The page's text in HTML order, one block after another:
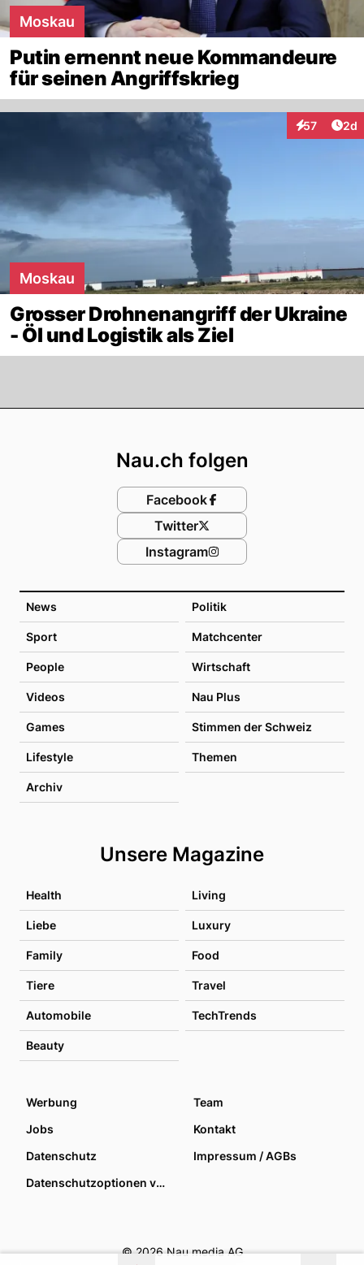
Moskau
Putin ernennt neue Kommandeure
für seinen Angriffskrieg
57
Interaktionen
2d
Moskau
Grosser Drohnenangriff der Ukraine
- Öl und Logistik als Ziel
News Politik
Sport Matchcenter
People Wirtschaft
Videos Nau Plus
Games Stimmen der Schweiz
Lifestyle Themen
Archiv
Unsere Magazine
Health Living
Liebe Luxury
Family Food
Tiere Travel
Automobile TechTrends
Beauty
Nau.ch folgen
Facebook
Twitter
Instagram
Werbung
Team
Jobs
Kontakt
Datenschutz
Impressum / AGBs
Datenschutzoptionen verwalten
© 2026 Nau media AG